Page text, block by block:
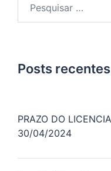
Posts recentes
PRAZO DO
30/04/2024